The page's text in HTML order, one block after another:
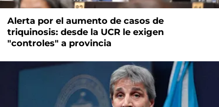
Alerta por el aumento de casos de
triquinosis: desde la UCR le exigen
"controles" a provincia